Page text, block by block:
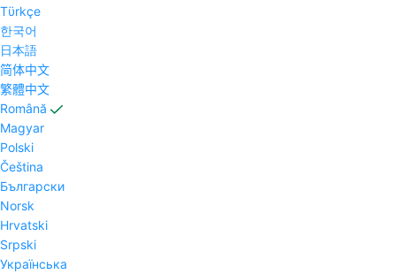
Tϋrkçe
한국어
日本語
简体中文
繁體中文
Română
Magyar
Polski
Čeština
Български
Norsk
Hrvatski
Srpski
Українська